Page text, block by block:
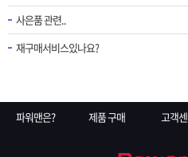
사은품 관련..
재구매서비스있나요?
파워맨은? 제품 구매 고객